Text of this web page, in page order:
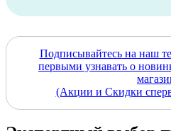
Подписывайтесь на наш
первыми узнавать о
(Акции и Скидки